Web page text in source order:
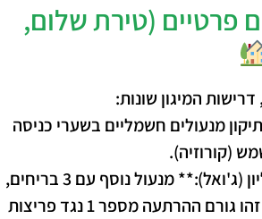
פרטיים (טירת שלום,
המיגון שונות:
מנעולים חשמליים בשערי כניסה
(קורוזיה).
* **מנעול כספת עליון (ג'ואל):** מנעול נוסף עם 3 בריחים,
המותקן מעל הידית. זהו גורם ההרתעה מספר 1 נגד פריצות